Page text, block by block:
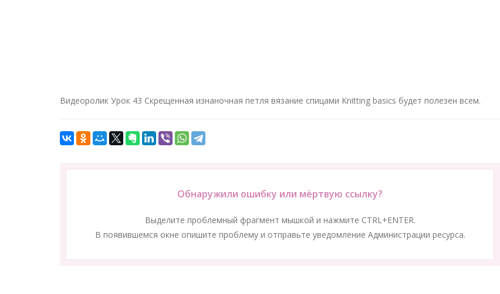
Видеоролик Урок 43 Скрещенная изнаночная петля вязание спицами Knitting basics будет полезен всем.
Обнаружили ошибку или мёртвую ссылку?
Выделите проблемный фрагмент мышкой и нажмите CTRL+ENTER.
В появившемся окне опишите проблему и отправьте уведомление Администрации ресурса.